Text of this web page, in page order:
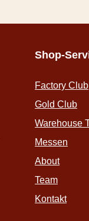
Shop-
Factory Club
Gold Club
Warehouse
Messen
About
Team
Kontakt